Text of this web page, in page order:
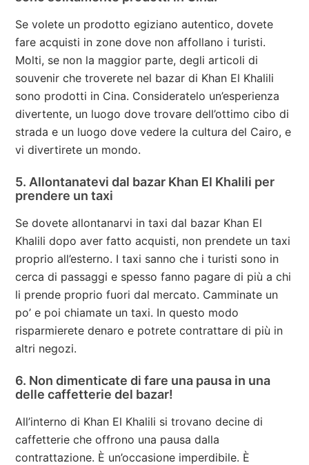
Se volete un prodotto egiziano autentico, dovete
fare acquisti in zone dove non affollano i turisti.
Molti, se non la maggior parte, degli articoli di
souvenir che troverete nel bazar di Khan El Khalili
sono prodotti in Cina. Consideratelo un’esperienza
divertente, un luogo dove trovare dell’ottimo cibo di
strada e un luogo dove vedere la cultura del Cairo, e
vi divertirete un mondo.
5. Allontanatevi dal bazar Khan El Khalili per
prendere un taxi
Se dovete allontanarvi in taxi dal bazar Khan El
Khalili dopo aver fatto acquisti, non prendete un taxi
proprio all’esterno. I taxi sanno che i turisti sono in
cerca di passaggi e spesso fanno pagare di più a chi
li prende proprio fuori dal mercato. Camminate un
po’ e poi chiamate un taxi. In questo modo
risparmierete denaro e potrete contrattare di più in
altri negozi.
6. Non dimenticate di fare una pausa in una
delle caffetterie del bazar!
All’interno di Khan El Khalili si trovano decine di
caffetterie che offrono una pausa dalla
contrattazione. È un’occasione imperdibile. È